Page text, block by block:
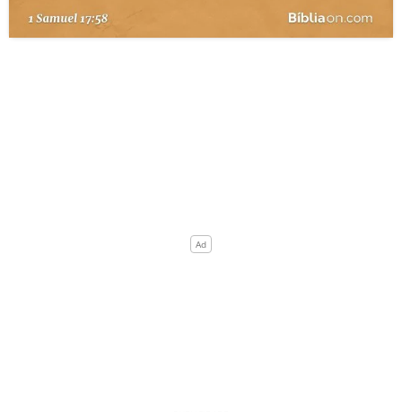
QUEM SOMOS